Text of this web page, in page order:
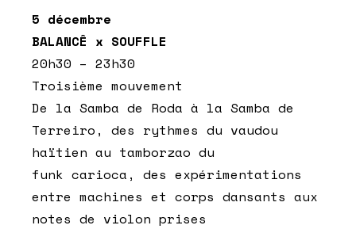
5 décembre
BALANCÊ x SOUFFLE
20h30 – 23h30
Troisième mouvement
De la Samba de Roda à la Samba de
Terreiro, des rythmes du vaudou
haïtien au tamborzao du
funk carioca, des expérimentations
entre machines et corps dansants aux
notes de violon prises